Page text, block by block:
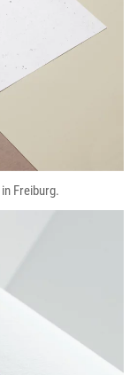
in Freiburg.